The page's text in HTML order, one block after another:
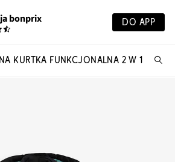
bonprix DO APP
KURTKA FUNKCJONALNA 2 W 1